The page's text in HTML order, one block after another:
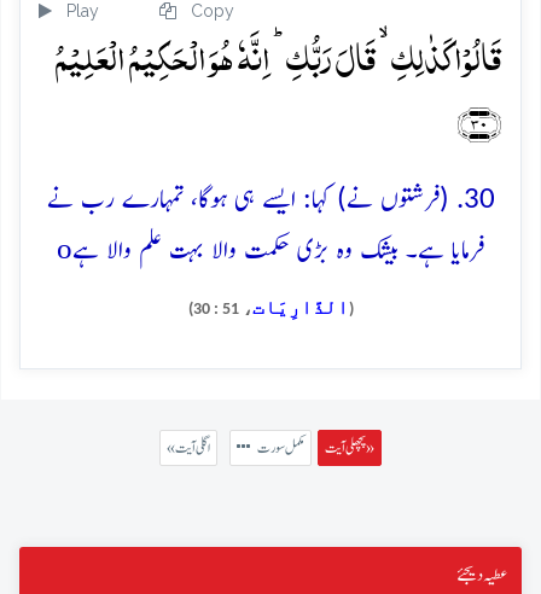
Play Copy
قَالُوۡا کَذٰلِکِ ۙ قَالَ رَبُّکِ ؕ اِنَّہٗ ہُوَ الۡحَکِیۡمُ الۡعَلِیۡمُ
﴿۳۰﴾
30. (فرشتوں نے) کہا: ایسے ہی ہوگا، تمہارے رب نے
فرمایا ہے۔ بیشک وہ بڑی حکمت والا بہت علم والا ہےo
( الذَّارِيَات، 51 : 30)
پچھلی آیت » مکمل سورت « اگلی آیت
عطیہ دیجئے